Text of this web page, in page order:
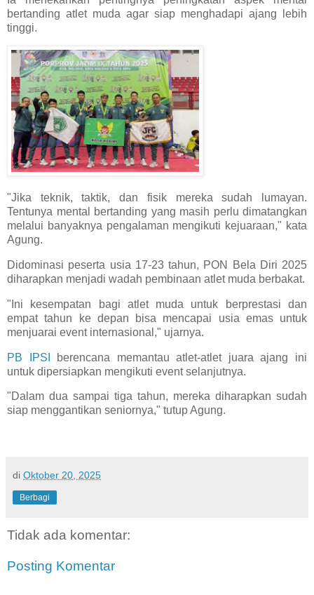
bertanding atlet muda agar siap menghadapi ajang lebih
tinggi.
"Jika teknik, taktik, dan fisik mereka sudah lumayan.
Tentunya mental bertanding yang masih perlu dimatangkan
melalui banyaknya pengalaman mengikuti kejuaraan," kata
Agung.
Didominasi peserta usia 17-23 tahun, PON Bela Diri 2025
diharapkan menjadi wadah pembinaan atlet muda berbakat.
"Ini kesempatan bagi atlet muda untuk berprestasi dan
empat tahun ke depan bisa mencapai usia emas untuk
menjuarai event internasional," ujarnya.
PB IPSI
berencana memantau atlet-atlet juara ajang ini
untuk dipersiapkan mengikuti event selanjutnya.
"Dalam dua sampai tiga tahun, mereka diharapkan sudah
siap menggantikan seniornya," tutup Agung.
di Oktober 20, 2025
Berbagi
Tidak ada komentar:
Posting Komentar